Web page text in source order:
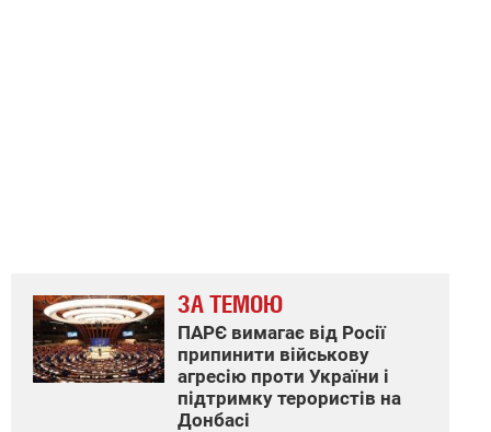
ЗА ТЕМОЮ
ПАРЄ вимагає від Росії
припинити військову
агресію проти України і
підтримку терористів на
Донбасі